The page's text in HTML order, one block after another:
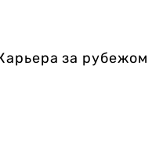
за рубежом